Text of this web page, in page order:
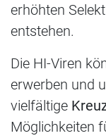
erhöhten
entstehen.
Die HI-Viren
erwerben und
vielfältige
Möglichkeiten